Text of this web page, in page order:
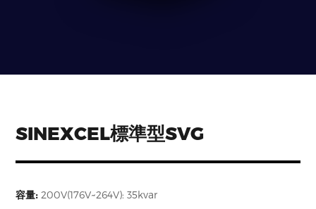
SINEXCEL標準型SVG
容量:200V(176V~264V): 35kvar